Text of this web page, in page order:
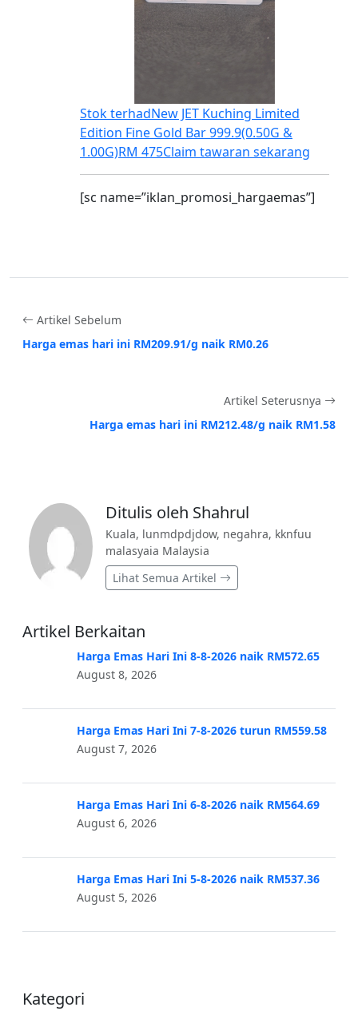
Stok terhadNew JET Kuching Limited
Edition Fine Gold Bar 999.9(0.50G &
1.00G)RM 475Claim tawaran sekarang
[sc name=”iklan_promosi_hargaemas”]
Artikel Sebelum
Harga emas hari ini RM209.91/g naik RM0.26
Artikel Seterusnya
Harga emas hari ini RM212.48/g naik RM1.58
Ditulis oleh Shahrul
Kuala, lunmdpdjdow, negahra, kknfuu
malasyaia Malaysia
Lihat Semua Artikel
Artikel Berkaitan
Harga Emas Hari Ini 8-8-2026 naik RM572.65
August 8, 2026
Harga Emas Hari Ini 7-8-2026 turun RM559.58
August 7, 2026
Harga Emas Hari Ini 6-8-2026 naik RM564.69
August 6, 2026
Harga Emas Hari Ini 5-8-2026 naik RM537.36
August 5, 2026
Kategori